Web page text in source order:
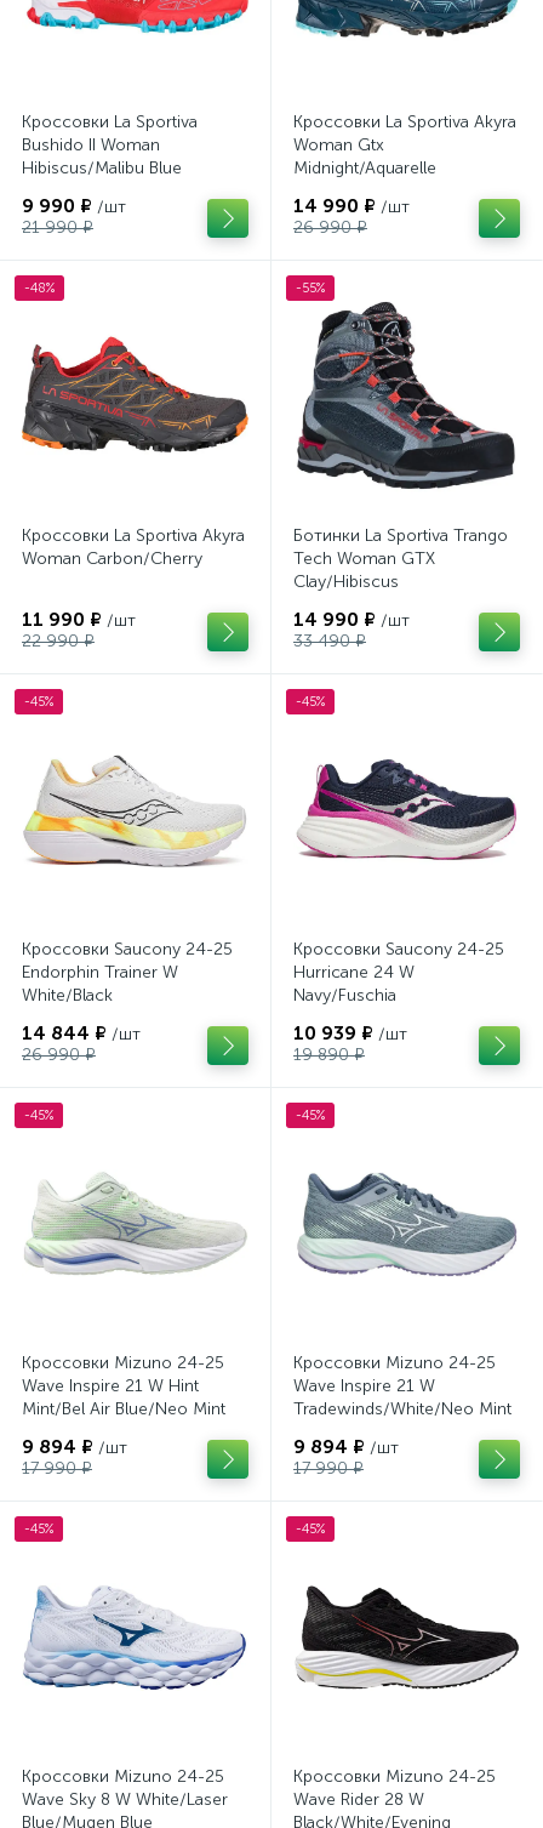
Кроссовки La Sportiva
Bushido II Woman
Hibiscus/Malibu Blue
9 990 ₽ /шт
21 990 ₽
Кроссовки La Sportiva Akyra
Woman Gtx
Midnight/Aquarelle
14 990 ₽ /шт
26 990 ₽
-48%
Кроссовки La Sportiva Akyra
Woman Carbon/Cherry
11 990 ₽ /шт
22 990 ₽
-55%
Ботинки La Sportiva Trango
Tech Woman GTX
Clay/Hibiscus
14 990 ₽ /шт
33 490 ₽
-45%
Кроссовки Saucony 24-25
Endorphin Trainer W
White/Black
14 844 ₽ /шт
26 990 ₽
-45%
Кроссовки Saucony 24-25
Hurricane 24 W
Navy/Fuschia
10 939 ₽ /шт
19 890 ₽
-45%
Кроссовки Mizuno 24-25
Wave Inspire 21 W Hint
Mint/Bel Air Blue/Neo Mint
9 894 ₽ /шт
17 990 ₽
-45%
Кроссовки Mizuno 24-25
Wave Inspire 21 W
Tradewinds/White/Neo Mint
9 894 ₽ /шт
17 990 ₽
-45%
Кроссовки Mizuno 24-25
Wave Sky 8 W White/Laser
Blue/Mugen Blue
-45%
Кроссовки Mizuno 24-25
Wave Rider 28 W
Black/White/Evening